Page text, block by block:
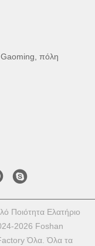
Gaoming, πόλη
Ποιότητα Ελατήριο
2026 Foshan
Όλα. Όλα τα